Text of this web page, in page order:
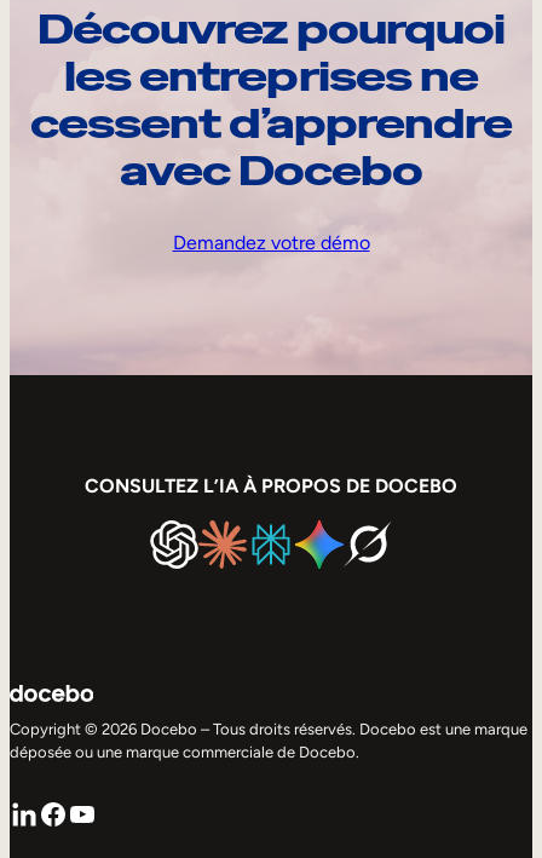
Découvrez pourquoi
les entreprises ne
cessent d’apprendre
avec Docebo
Demandez votre démo
CONSULTEZ L’IA À PROPOS DE DOCEBO
Copyright © 2026 Docebo – Tous droits réservés. Docebo est une marque
déposée ou une marque commerciale de Docebo.
LinkedIn
Facebook
YouTube